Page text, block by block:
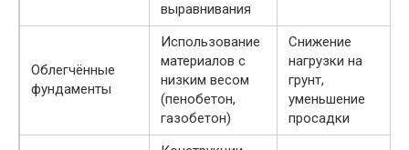
выравнивания
Облегчённые
фундаменты
Использование
материалов с
низким весом
(пенобетон,
газобетон)
Снижение
нагрузки на
грунт,
уменьшение
просадки